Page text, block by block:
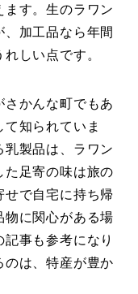
す。生のラワン
加工品なら年間
しい点です。
かんな町でもあ
知られていま
製品は、ラワン
た足寄の味は旅の
で自宅に持ち帰
物に関心がある場
記事も参考になり
のは、特産が豊か